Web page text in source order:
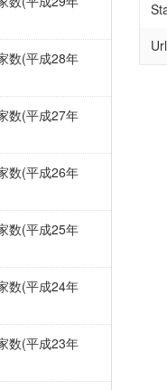
数(平成28年
数(平成27年
数(平成26年
数(平成25年
数(平成24年
数(平成23年